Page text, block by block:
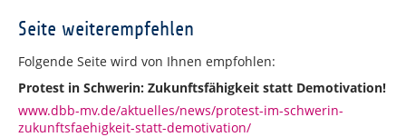
Seite weiterempfehlen
Folgende Seite wird von Ihnen empfohlen:
Protest in Schwerin: Zukunftsfähigkeit statt Demotivation!
www.dbb-mv.de/aktuelles/news/protest-im-schwerin-
zukunftsfaehigkeit-statt-demotivation/